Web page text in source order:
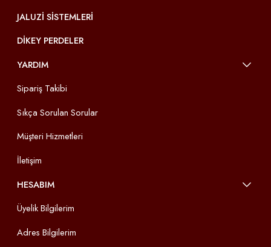
JALUZI SISTEMLERI
DIKEY PERDELER
YARDIM
Sipariş Takibi
Sıkça Sorulan Sorular
Müşteri Hizmetleri
İletişim
HESABIM
Üyelik Bilgilerim
Adres Bilgilerim